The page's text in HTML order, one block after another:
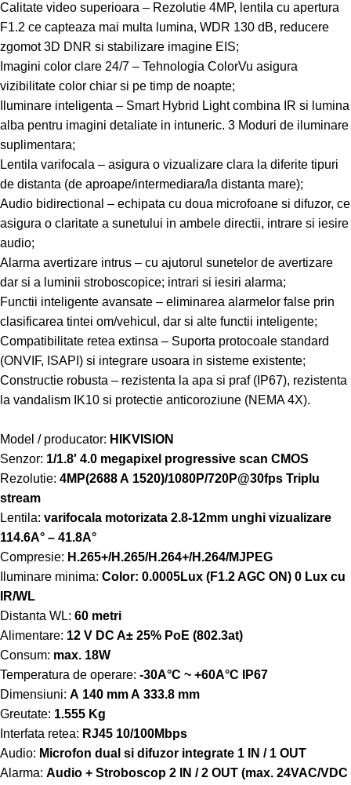
Calitate video superioara – Rezolutie 4MP, lentila cu apertura
F1.2 ce capteaza mai multa lumina, WDR 130 dB, reducere
zgomot 3D DNR si stabilizare imagine EIS;
Imagini color clare 24/7 – Tehnologia ColorVu asigura
vizibilitate color chiar si pe timp de noapte;
Iluminare inteligenta – Smart Hybrid Light combina IR si lumina
alba pentru imagini detaliate in intuneric. 3 Moduri de iluminare
suplimentara;
Lentila varifocala – asigura o vizualizare clara la diferite tipuri
de distanta (de aproape/intermediara/la distanta mare);
Audio bidirectional – echipata cu doua microfoane si difuzor, ce
asigura o claritate a sunetului in ambele directii, intrare si iesire
audio;
Alarma avertizare intrus – cu ajutorul sunetelor de avertizare
dar si a luminii stroboscopice; intrari si iesiri alarma;
Functii inteligente avansate – eliminarea alarmelor false prin
clasificarea tintei om/vehicul, dar si alte functii inteligente;
Compatibilitate retea extinsa – Suporta protocoale standard
(ONVIF, ISAPI) si integrare usoara in sisteme existente;
Constructie robusta – rezistenta la apa si praf (IP67), rezistenta
la vandalism IK10 si protectie anticoroziune (NEMA 4X).
Model / producator: HIKVISION
Senzor: 1/1.8′ 4.0 megapixel progressive scan CMOS
Rezolutie: 4MP(2688 A 1520)/1080P/720P@30fps Triplu
stream
Lentila: varifocala motorizata 2.8-12mm unghi vizualizare
114.6A° – 41.8A°
Compresie: H.265+/H.265/H.264+/H.264/MJPEG
Iluminare minima: Color: 0.0005Lux (F1.2 AGC ON) 0 Lux cu
IR/WL
Distanta WL: 60 metri
Alimentare: 12 V DC A± 25% PoE (802.3at)
Consum: max. 18W
Temperatura de operare: -30A°C ~ +60A°C IP67
Dimensiuni: A 140 mm A 333.8 mm
Greutate: 1.555 Kg
Interfata retea: RJ45 10/100Mbps
Audio: Microfon dual si difuzor integrate 1 IN / 1 OUT
Alarma: Audio + Stroboscop 2 IN / 2 OUT (max. 24VAC/VDC